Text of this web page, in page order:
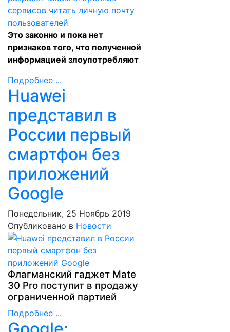
Это законно и пока нет
признаков того, что полученной
информацией злоупотребляют
Подробнее ...
Huawei
представил в
России первый
смартфон без
приложений
Google
Понедельник, 25 Ноябрь 2019
Опубликовано в Новости
Флагманский гаджет Mate
30 Pro поступит в продажу
ограниченной партией
Подробнее ...